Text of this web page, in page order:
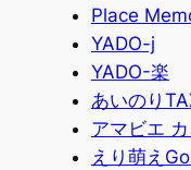
Place
YADO-j
YADO-楽
あいのり
アマビエ カ
えり萌え